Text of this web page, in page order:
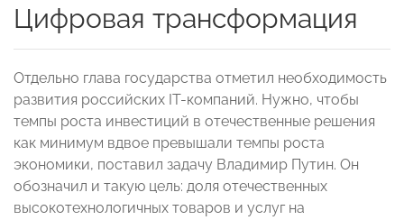
Цифровая трансформация
Отдельно глава государства отметил необходимость
развития российских IT-компаний. Нужно, чтобы
темпы роста инвестиций в отечественные решения
как минимум вдвое превышали темпы роста
экономики, поставил задачу Владимир Путин. Он
обозначил и такую цель: доля отечественных
высокотехнологичных товаров и услуг на